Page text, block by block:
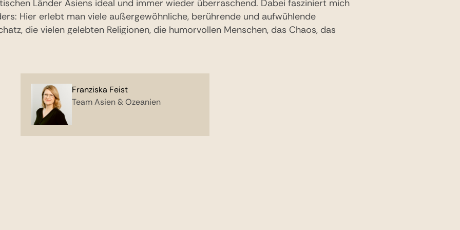
Länder Asiens ideal und immer wieder überraschend. Dabei fasziniert mich
Hier erlebt man viele außergewöhnliche, berührende und aufwühlende
die vielen gelebten Religionen, die humorvollen Menschen, das Chaos, das
in Länder wie das beschauliche Bhutan. Einzigartig und besonders war für mich
Lhotse, dem Kangchenjunga und dem Mount Everest – ein unvergessliches
oben zu sehen. Wenn auch Sie in völlig andere Kulturkreise und Naturwelten
Ihre Reiseerlebnisse mit luxuriösen Extras garnieren wollen, sind Sie bei mir
auf die Suche nach den treffendsten Erlebnissen und freue mich darauf, mit
zu realisieren und Ihre Träume wahr werden zu lassen.
Franziska Feist
Team Asien & Ozeanien